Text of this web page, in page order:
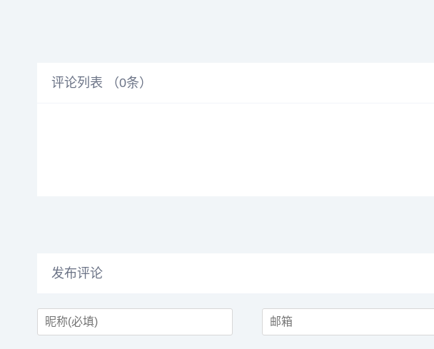
评论列表 （0条）
发布评论